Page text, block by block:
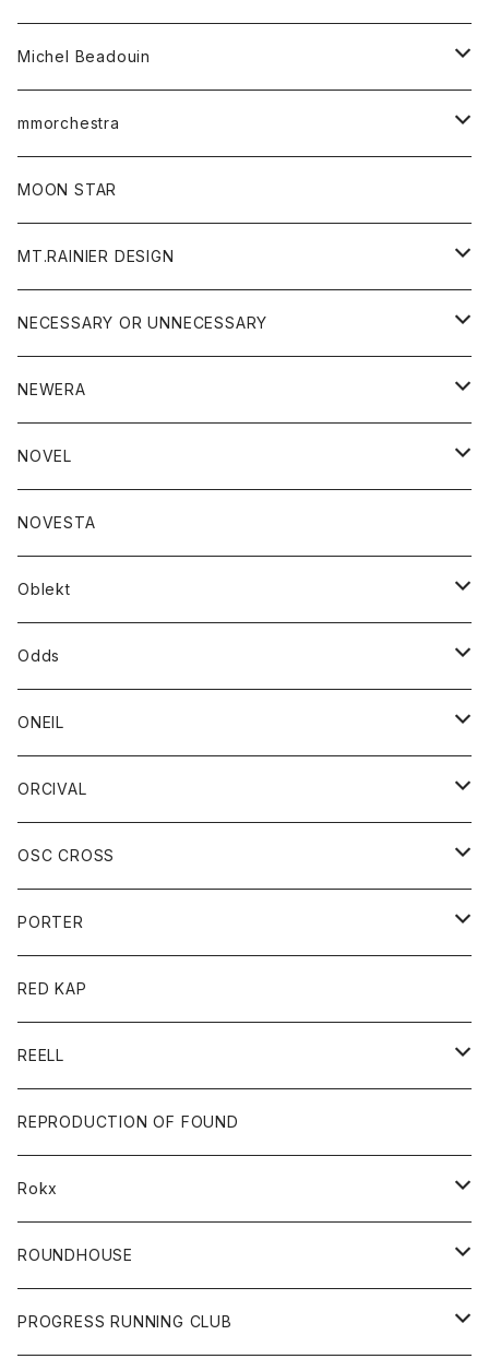
ポロシャツ
ロングスリーブTシャツ
フリース
ベルト
Michel Beadouin
トップス
ジャケット
ニット
パンツ
mmorchestra
帽子
MOON STAR
MT.RAINIER DESIGN
アウター
コート
ジャケット
アクセサリー
バッグ
グッズ
ウォレット
靴
トップス
ジャケット
シャツ
ボトム
ショートパンツ
パンツ
レディース
シャツ
Tシャツ
NECESSARY OR UNNECESSARY
アウター
コート
ジャケット
アクセサリー
バッグ
ブレスレット
グッズ
靴
ストール/マフラー
トップス
シャツ
シャツジャケット
ロングスリーブＴシャツ
ボトム
ショートパンツ
ジーンズ
NEWERA
帽子
NOVEL
トップス
カットソー
スエット
ボトム
NOVESTA
Oblekt
ボトム
ショートパンツ
パンツ
レディース
ボトム
Odds
帽子
ONEIL
スカート
ORCIVAL
アウター
コート
ジャケット
アクセサリー
バッグ
キッズ
Tシャツ
帽子
グッズ
靴
バック
トップス
カットソー
カーディガン
ボトムス
ショートパンツ
パンツ
レディース
カットソー
OSC CROSS
ダウンジャケット
PORTER
カードホルダー
キーホルダー
財布
バック
RED KAP
REELL
パンツ
ショートパンツ
REPRODUCTION OF FOUND
Rokx
ボトム
ROUNDHOUSE
エプロン
PROGRESS RUNNING CLUB